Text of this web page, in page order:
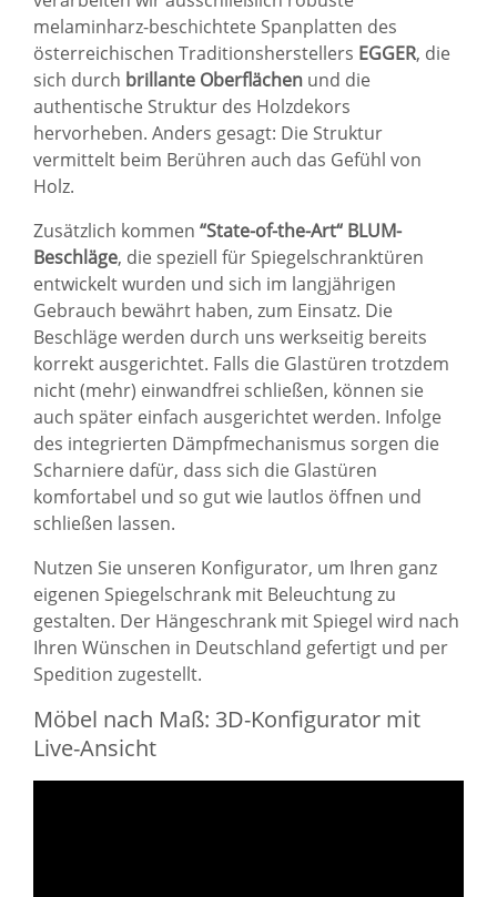
melaminharz-beschichtete Spanplatten des
österreichischen Traditionsherstellers EGGER, die
sich durch brillante Oberflächen und die
authentische Struktur des Holzdekors
hervorheben. Anders gesagt: Die Struktur
vermittelt beim Berühren auch das Gefühl von
Holz.
Zusätzlich kommen “State-of-the-Art“ BLUM-
Beschläge, die speziell für Spiegelschranktüren
entwickelt wurden und sich im langjährigen
Gebrauch bewährt haben, zum Einsatz. Die
Beschläge werden durch uns werkseitig bereits
korrekt ausgerichtet. Falls die Glastüren trotzdem
nicht (mehr) einwandfrei schließen, können sie
auch später einfach ausgerichtet werden. Infolge
des integrierten Dämpfmechanismus sorgen die
Scharniere dafür, dass sich die Glastüren
komfortabel und so gut wie lautlos öffnen und
schließen lassen.
Nutzen Sie unseren Konfigurator, um Ihren ganz
eigenen Spiegelschrank mit Beleuchtung zu
gestalten. Der Hängeschrank mit Spiegel wird nach
Ihren Wünschen in Deutschland gefertigt und per
Spedition zugestellt.
Möbel nach Maß: 3D-Konfigurator mit
Live-Ansicht